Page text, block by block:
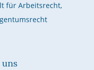
für Arbeitsrecht,